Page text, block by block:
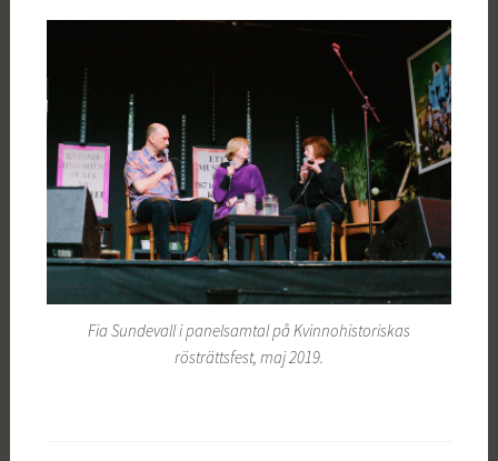
Fia Sundevall i panelsamtal på Kvinnohistoriskas
rösträttsfest, maj 2019.